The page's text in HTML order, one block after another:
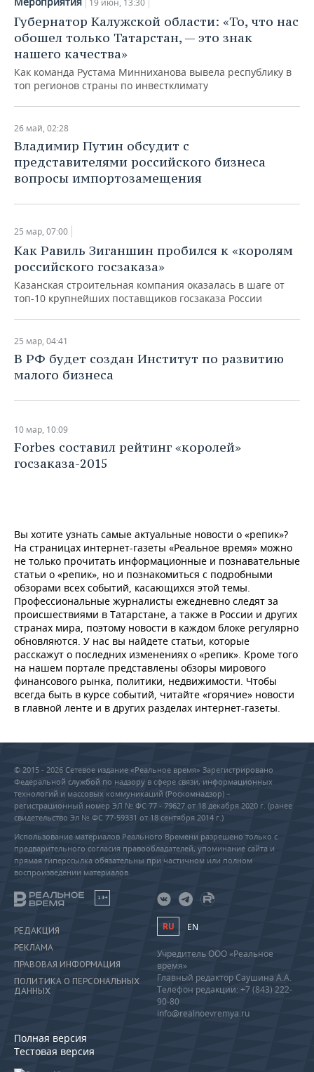
19 июн, 13:30
Губернатор Калужской области: «То, что нас
обошел только Татарстан, — это знак
нашего качества»
Как команда Рустама Минниханова вывела республику в
топ регионов страны по инвестклимату
26 май, 02:28
Владимир Путин обсудит с
представителями российского бизнеса
вопросы импортозамещения
25 мар, 07:00
Как Равиль Зиганшин пробился к «королям
российского госзаказа»
Казанская строительная компания оказалась в шаге от
топ-10 крупнейших поставщиков госзаказа России
25 мар, 04:41
В РФ будет создан Институт по развитию
малого бизнеса
10 мар, 10:09
Forbes составил рейтинг «королей»
госзаказа-​2015
Вы хотите узнать самые актуальные новости о «репик»?
На страницах интернет-газеты «Реальное время» можно
не только прочитать информационные и познавательные
статьи о «репик», но и познакомиться с подробными
обзорами всех событий, касающихся этой темы.
Профессиональные журналисты ежедневно следят за
происшествиями в Татарстане, а также в России и других
странах мира, поэтому новости в каждом блоке регулярно
обновляются. У нас вы найдете статьи, которые
расскажут о последних изменениях о «репик». Кроме того
на нашем портале представлены обзоры мирового
финансового рынка, политики, недвижимости. Чтобы
всегда быть в курсе событий, читайте «горячие» новости
в главной ленте и в других разделах интернет-газеты.
© 2015 - 2026 Сетевое издание «Реальное время» Зарегистрировано
Федеральной службой по надзору в сфере связи, информационных
технологий и массовых коммуникаций (Роскомнадзор) –
регистрационный номер ЭЛ № ФС 77 - 79627 от 18 декабря 2020 г. (ранее
свидетельство Эл № ФС 77-59331 от 18 сентября 2014 г.)
Использование материалов Реального Времени разрешено только с
предварительного согласия правообладателей, упоминание сайта и
прямая гиперссылка обязательны при частичном или полном
воспроизведении материалов.
18+
РЕДАКЦИЯ
РЕКЛАМА
ПРАВОВАЯ ИНФОРМАЦИЯ
ПОЛИТИКА О ПЕРСОНАЛЬНЫХ
ДАННЫХ
Полная версия
Тестовая версия
RU EN
Учредитель ООО «Реальное
время»
Главный редактор Саушина А.А.
Телефон редакции: +7 (843) 222-
90-80
info@realnoevremya.ru